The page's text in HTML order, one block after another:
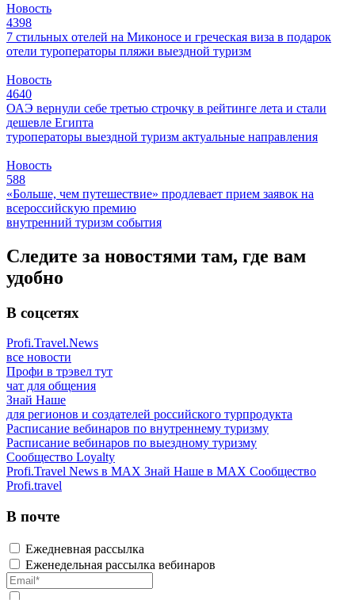
Новость
4398
7 стильных отелей на Миконосе и греческая виза в подарок
отели туроператоры пляжи выездной туризм
Новость
4640
ОАЭ вернули себе третью строчку в рейтинге лета и стали
дешевле Египта
туроператоры выездной туризм актуальные направления
Новость
588
«Больше, чем путешествие» продлевает прием заявок на
всероссийскую премию
внутренний туризм события
Следите за новостями там, где вам
удобно
В соцсетях
Profi.Travel.News
все новости
Профи в трэвел тут
чат для общения
Знай Наше
для регионов и создателей российского турпродукта
Расписание вебинаров по внутреннему туризму
Расписание вебинаров по выездному туризму
Сообщество Loyalty
Profi.Travel News в MAX Знай Наше в MAX Сообщество
Profi.travel
В почте
Ежедневная рассылка
Еженедельная рассылка вебинаров